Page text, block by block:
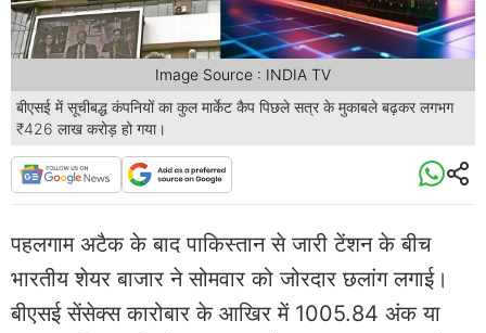
बीएसई में सूचीबद्ध कंपनियों का कुल मार्केट कैप पिछले सत्र के मुकाबले बढ़कर लगभग
₹426 लाख करोड़ हो गया।
Image Source : INDIA TV
पहलगाम अटैक के बाद पाकिस्तान से जारी टेंशन के बीच
भारतीय शेयर बाजार ने सोमवार को जोरदार छलांग लगाई।
बीएसई सेंसेक्स कारोबार के आखिर में 1005.84 अंक या